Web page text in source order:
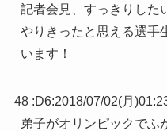
記者会見、すっきりした
やりきったと思える選手
います！
48 :D6:2018/07/02(月
弟子がオリンピックでふ